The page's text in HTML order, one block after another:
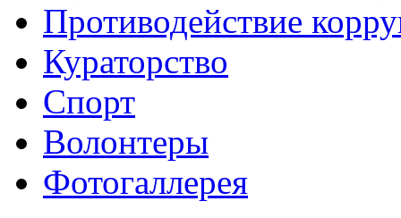
Противодействие
Кураторство
Спорт
Волонтеры
Фотогаллерея